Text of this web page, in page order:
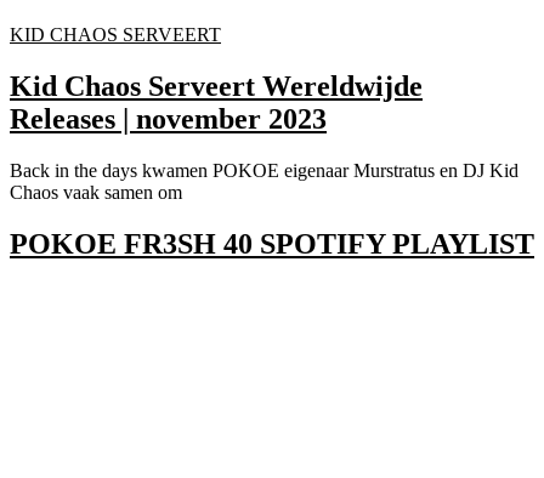
KID CHAOS SERVEERT
Kid Chaos Serveert Wereldwijde
Releases | november 2023
Back in the days kwamen POKOE eigenaar Murstratus en DJ Kid
Chaos vaak samen om
POKOE FR3SH 40 SPOTIFY PLAYLIST